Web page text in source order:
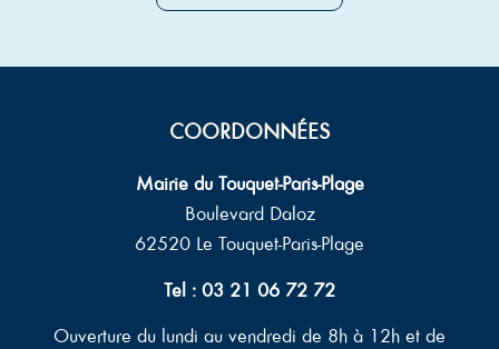
COORDONNÉES
Mairie du Touquet-Paris-Plage
Boulevard Daloz
62520 Le Touquet-Paris-Plage
Tel : 03 21 06 72 72
Ouverture du lundi au vendredi de 8h à 12h et de